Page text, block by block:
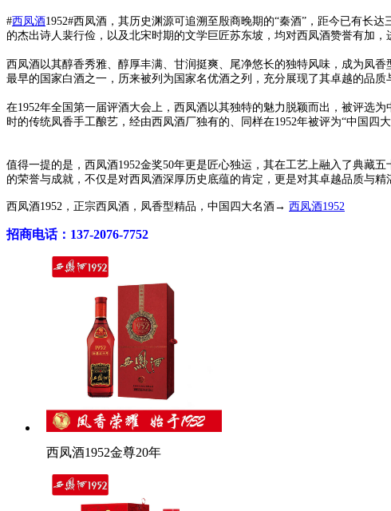
#西凤酒1952#西凤酒，其历史渊源可追溯至殷商晚期的“秦酒”，距今已有长
的杰出诗人裴行俭，以及北宋时期的文学巨匠苏东坡，均对西凤酒赞誉有加，
西凤酒以其醇香秀雅、醇厚丰满、甘润挺爽、尾净悠长的独特风味，成为凤
最早的国家白酒之一，历来被列为国家名优酒之列，充分展现了其卓越的品质
在1952年全国第一届评酒大会上，西凤酒以其独特的魅力脱颖而出，被评选
时的传统凤香手工酿艺，经由西凤酒厂独有的、同样在1952年被评为“中国四
值得一提的是，西凤酒1952金奖50年更是匠心独运，其在工艺上融入了典藏
的荣誉与成就，不仅是对西凤酒深厚历史底蕴的肯定，更是对其卓越品质与精
西凤酒1952，正宗西凤酒，凤香型精品，中国四大名酒→ 西凤酒1952
招商电话：137-2076-7752
西凤酒1952金尊20年